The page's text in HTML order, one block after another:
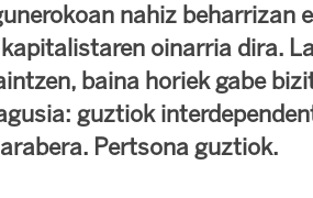
nahiz beharrizan
oinarria dira.
baina horiek gabe
guztiok
Pertsona guztiok.